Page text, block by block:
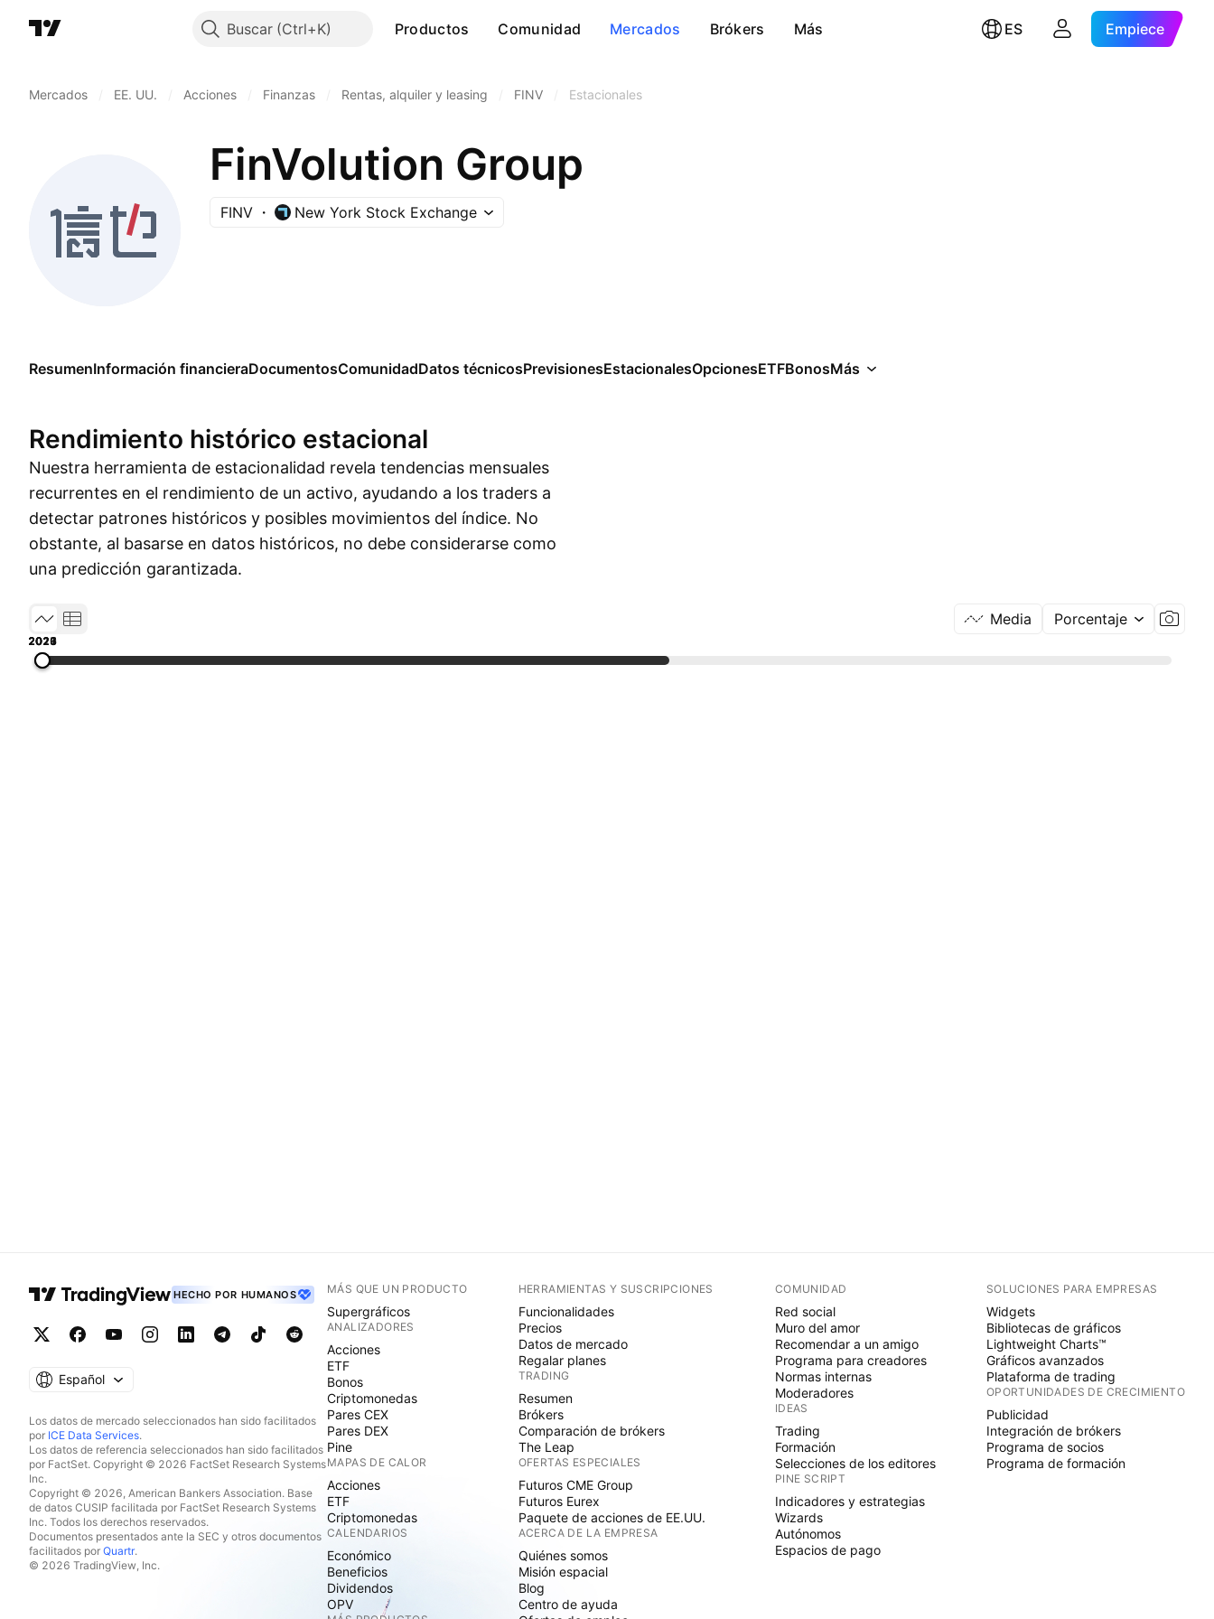
Buscar Productos Comunidad Mercados Brókers Más ES Empiece
Mercados EE. UU. Acciones Finanzas Rentas, alquiler y leasing FINV Estacionales
FinVolution Group
FINV New York Stock Exchange
ResumenInformación financieraDocumentosComunidadDatos técnicosPrevisionesEstacionalesOpcionesETFBonosMás
Rendimiento histórico estacional
Nuestra herramienta de estacionalidad revela tendencias mensuales
recurrentes en el rendimiento de un activo, ayudando a los traders a
detectar patrones históricos y posibles movimientos del índice. No
obstante, al basarse en datos históricos, no debe considerarse como
una predicción garantizada.
Media Porcentaje
2017
2019
2021
2023
2026
HECHO POR HUMANOS
Español
Los datos de mercado seleccionados han sido facilitados
por ICE Data Services.
Los datos de referencia seleccionados han sido facilitados
por FactSet. Copyright © 2026 FactSet Research Systems
Inc.
Copyright © 2026, American Bankers Association. Base
de datos CUSIP facilitada por FactSet Research Systems
Inc. Todos los derechos reservados.
Documentos presentados ante la SEC y otros documentos
facilitados por Quartr.
© 2026 TradingView, Inc.
MÁS QUE UN PRODUCTO
Supergráficos
ANALIZADORES
Acciones
ETF
Bonos
Criptomonedas
Pares CEX
Pares DEX
Pine
MAPAS DE CALOR
Acciones
ETF
Criptomonedas
CALENDARIOS
Económico
Beneficios
Dividendos
OPV
HERRAMIENTAS Y SUSCRIPCIONES
Funcionalidades
Precios
Datos de mercado
Regalar planes
TRADING
Resumen
Brókers
Comparación de brókers
The Leap
OFERTAS ESPECIALES
Futuros CME Group
Futuros Eurex
Paquete de acciones de EE.UU.
ACERCA DE LA EMPRESA
Quiénes somos
Misión espacial
Blog
Centro de ayuda
COMUNIDAD
Red social
Muro del amor
Recomendar a un amigo
Programa para creadores
Normas internas
Moderadores
IDEAS
Trading
Formación
Selecciones de los editores
PINE SCRIPT
Indicadores y estrategias
Wizards
Autónomos
Espacios de pago
SOLUCIONES PARA EMPRESAS
Widgets
Bibliotecas de gráficos
Lightweight Charts™
Gráficos avanzados
Plataforma de trading
OPORTUNIDADES DE CRECIMIENTO
Publicidad
Integración de brókers
Programa de socios
Programa de formación